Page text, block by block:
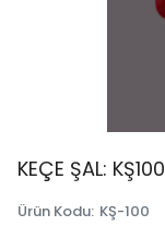
KEÇE ŞAL: KŞ100
Ürün Kodu: KŞ-100